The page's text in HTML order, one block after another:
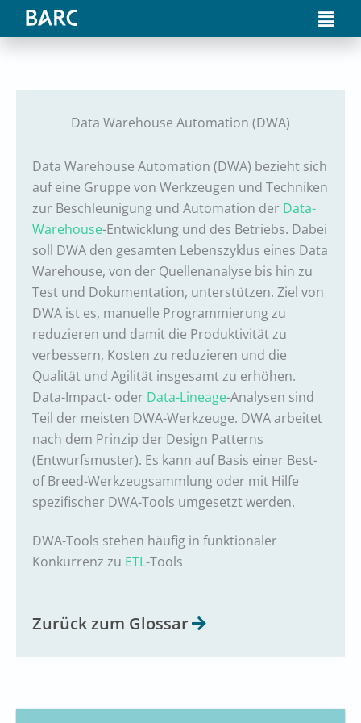
Main
Data Warehouse Automation (DWA)
Data Warehouse Automation (DWA) bezieht sich
auf eine Gruppe von Werkzeugen und Techniken
zur Beschleunigung und Automation der Data-
Warehouse-Entwicklung und des Betriebs. Dabei
soll DWA den gesamten Lebenszyklus eines Data
Warehouse, von der Quellenanalyse bis hin zu
Test und Dokumentation, unterstützen. Ziel von
DWA ist es, manuelle Programmierung zu
reduzieren und damit die Produktivität zu
verbessern, Kosten zu reduzieren und die
Qualität und Agilität insgesamt zu erhöhen.
Data-Impact- oder Data-Lineage-Analysen sind
Teil der meisten DWA-Werkzeuge. DWA arbeitet
nach dem Prinzip der Design Patterns
(Entwurfsmuster). Es kann auf Basis einer Best-
of Breed-Werkzeugsammlung oder mit Hilfe
spezifischer DWA-Tools umgesetzt werden.
DWA-Tools stehen häufig in funktionaler
Konkurrenz zu ETL-Tools
Zurück zum Glossar